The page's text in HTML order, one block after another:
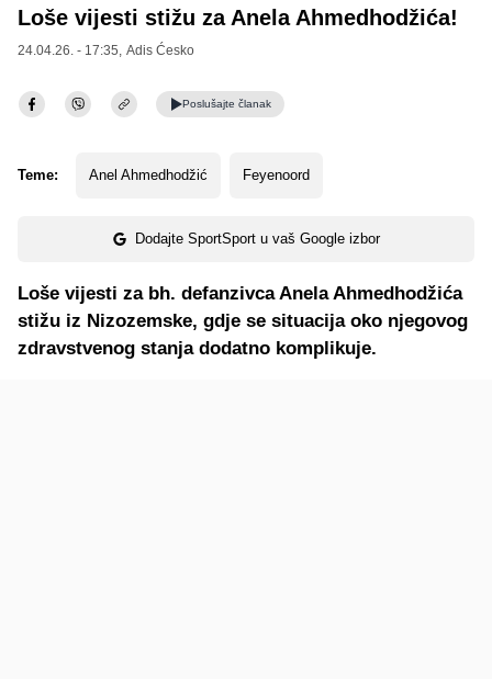
Loše vijesti stižu za Anela Ahmedhodžića!
24.04.26. - 17:35, Adis Ćesko
Poslušajte članak
Teme: Anel Ahmedhodžić Feyenoord
Dodajte SportSport u vaš Google izbor
Loše vijesti za bh. defanzivca Anela Ahmedhodžića
stižu iz Nizozemske, gdje se situacija oko njegovog
zdravstvenog stanja dodatno komplikuje.